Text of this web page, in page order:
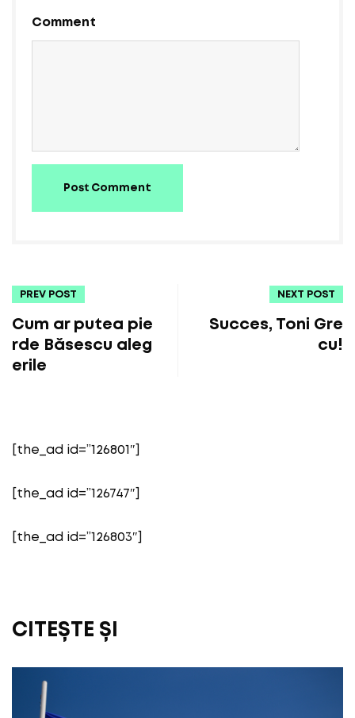
Comment
Post Comment
PREV POST
Cum ar putea pie
rde Băsescu aleg
erile
NEXT POST
Succes, Toni Gre
cu!
[the_ad id=”126801″]
[the_ad id=”126747″]
[the_ad id=”126803″]
CITEȘTE ȘI